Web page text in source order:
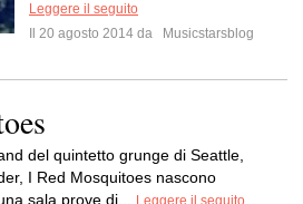
Leggere il seguito
Il 20 agosto 2014 da
Musicstarsblog
del quintetto grunge di Seattle,
I Red Mosquitoes nascono
sala prove di...
Leggere il seguito